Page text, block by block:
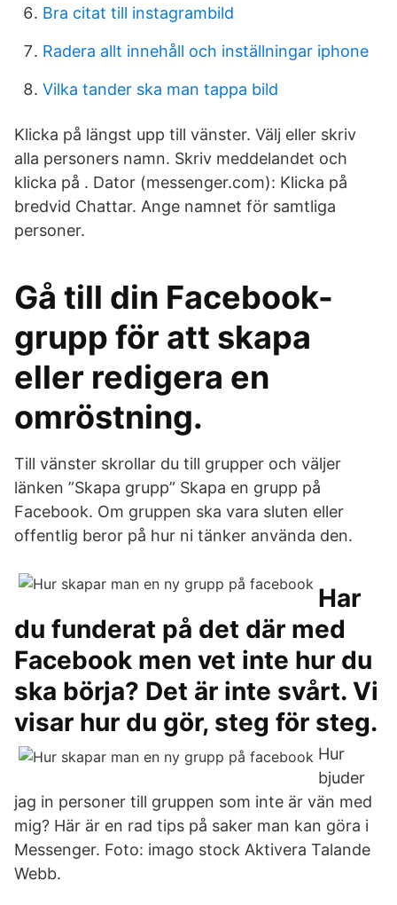
Bra citat till instagrambild
Radera allt innehåll och inställningar iphone
Vilka tander ska man tappa bild
Klicka på längst upp till vänster. Välj eller skriv
alla personers namn. Skriv meddelandet och
klicka på . Dator (messenger.com): Klicka på
bredvid Chattar. Ange namnet för samtliga
personer.
Gå till din Facebook-
grupp för att skapa
eller redigera en
omröstning.
Till vänster skrollar du till grupper och väljer
länken ”Skapa grupp” Skapa en grupp på
Facebook. Om gruppen ska vara sluten eller
offentlig beror på hur ni tänker använda den.
Har
du funderat på det där med
Facebook men vet inte hur du
ska börja? Det är inte svårt. Vi
visar hur du gör, steg för steg.
Hur
bjuder
jag in personer till gruppen som inte är vän med
mig? Här är en rad tips på saker man kan göra i
Messenger. Foto: imago stock Aktivera Talande
Webb.